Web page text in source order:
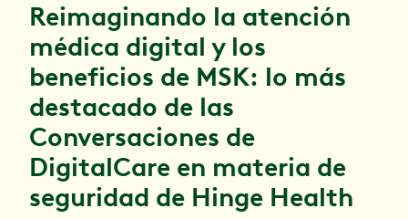
Reimaginando la atención
médica digital y los
beneficios de MSK: lo más
destacado de las
Conversaciones de
DigitalCare en materia de
seguridad de Hinge Health